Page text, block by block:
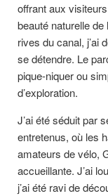
offrant aux
beauté naturelle
rives du canal, j’ai
se détendre. Le
pique-niquer ou
d’exploration.
J’ai été séduit par
entretenus, où les
amateurs de vélo,
accueillante. J’ai
j’ai été ravi de